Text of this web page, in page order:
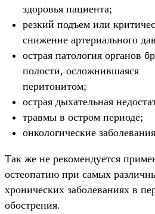
здоровья пациента;
резкий подъем или
снижение артериального
острая патология органов
полости, осложнившаяся
перитонитом;
острая дыхательная
травмы в остром периоде;
онкологические
Так же не рекомендуется
остеопатию при самых
хронических заболеваниях в
обострения.